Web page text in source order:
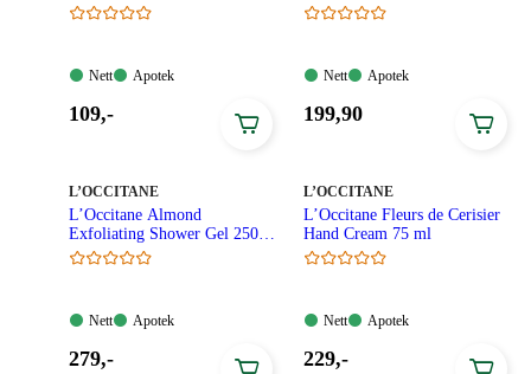
Nett:
Nett
Apotek:
Apotek
Pris:
109,-
Nett:
Nett
Apotek:
Apotek
Pris:
199,90
MERKE:
L’OCCITANE
L’Occitane Almond
Exfoliating Shower Gel 250
ml
Nett:
Nett
Apotek:
Apotek
Pris:
279,-
MERKE:
L’OCCITANE
L’Occitane Fleurs de Cerisier
Hand Cream 75 ml
Nett:
Nett
Apotek:
Apotek
Pris:
229,-